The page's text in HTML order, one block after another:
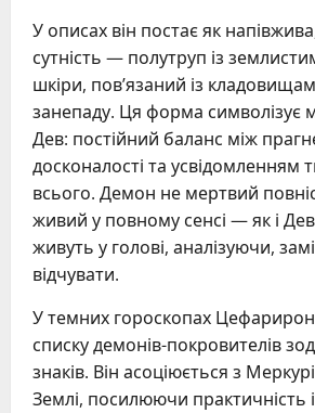
У описах він постає як
сутність — полутруп із
шкіри, пов’язаний із
занепаду. Ця форма символізує
Дев: постійний баланс між
досконалості та усвідомленням
всього. Демон не мертвий
живий у повному сенсі — як і
живуть у голові, аналізуючи,
відчувати.
У темних гороскопах
списку демонів-покровителів
знаків. Він асоціюється з
Землі, посилюючи практичність